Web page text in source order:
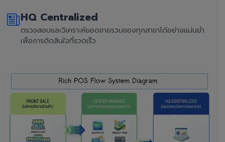
HQ Centralized
ตรวจสอบและวิเคราะห์ยอดขายรวมของทุกสาขาได้อย่างแม่นยำ
เพื่อการตัดสินใจที่รวดเร็ว